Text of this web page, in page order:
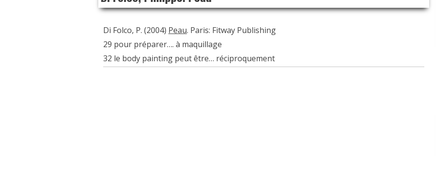
Di Folco, P. (2004) Peau. Paris: Fitway Publishing
29 pour préparer…. à maquillage
32 le body painting peut être… réciproquement